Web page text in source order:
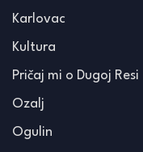
Karlovac
Kultura
Pričaj mi o Dugoj Resi
Ozalj
Ogulin